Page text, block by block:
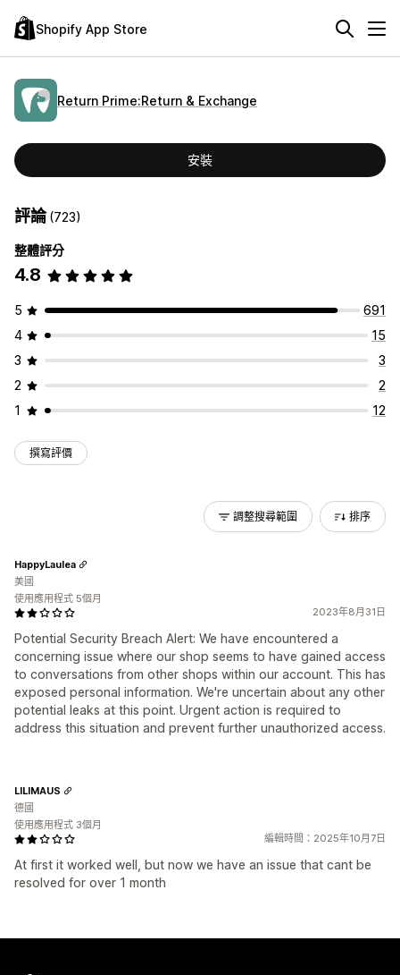
Shopify App Store
Return Prime:Return & Exchange
安裝
評論(723)
整體評分
4.8
5
691
4
15
3
3
2
2
1
12
撰寫評價
調整搜尋範圍 排序
2023年8月31日
Potential Security Breach Alert: We have encountered a
concerning issue where our shop seems to have gained access
to conversations from other shops within our account. This has
exposed personal information. We're uncertain about any other
potential leaks at this point. Urgent action is required to
address this situation and prevent further unauthorized access.
HappyLaulea
美國
使用應用程式 5個月
編輯時間：2025年10月7日
At first it worked well, but now we have an issue that cant be
resolved for over 1 month
LILIMAUS
德國
使用應用程式 3個月